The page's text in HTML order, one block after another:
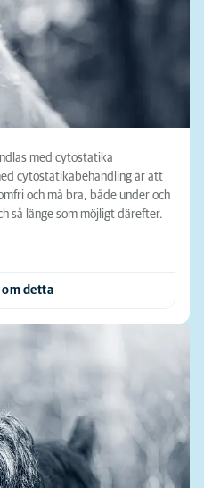
med cytostatika
cytostatikabehandling är att
och må bra, både under och
så länge som möjligt därefter.
om detta